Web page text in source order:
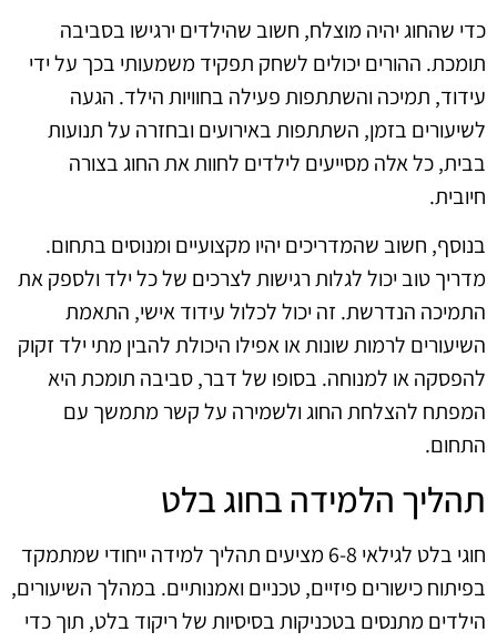
כדי שהחוג יהיה מוצלח, חשוב שהילדים ירגישו בסביבה
תומכת. ההורים יכולים לשחק תפקיד משמעותי בכך על ידי
עידוד, תמיכה והשתתפות פעילה בחוויות הילד. הגעה
לשיעורים בזמן, השתתפות באירועים ובחזרה על תנועות
בבית, כל אלה מסייעים לילדים לחוות את החוג בצורה
חיובית.
בנוסף, חשוב שהמדריכים יהיו מקצועיים ומנוסים בתחום.
מדריך טוב יכול לגלות רגישות לצרכים של כל ילד ולספק את
התמיכה הנדרשת. זה יכול לכלול עידוד אישי, התאמת
השיעורים לרמות שונות או אפילו היכולת להבין מתי ילד זקוק
להפסקה או למנוחה. בסופו של דבר, סביבה תומכת היא
המפתח להצלחת החוג ולשמירה על קשר מתמשך עם
התחום.
תהליך הלמידה בחוג בלט
חוגי בלט לגילאי 6-8 מציעים תהליך למידה ייחודי שמתמקד
בפיתוח כישורים פיזיים, טכניים ואמנותיים. במהלך השיעורים,
הילדים מתנסים בטכניקות בסיסיות של ריקוד בלט, תוך כדי